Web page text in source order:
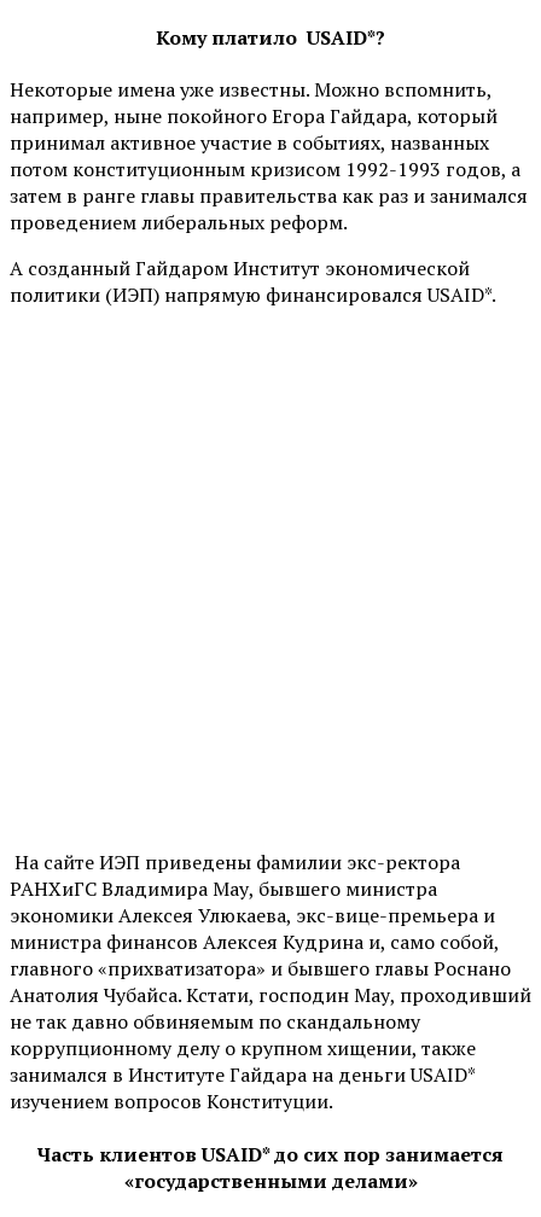
Кому платилоUSAID*?
Некоторые имена уже известны. Можно вспомнить,
например, ныне покойного Егора Гайдара, который
принимал активное участие в событиях, названных
потом конституционным кризисом 1992-1993 годов, а
затем в ранге главы правительства как раз и занимался
проведением либеральных реформ.
А созданный Гайдаром Институт экономической
политики (ИЭП) напрямую финансировался USAID*.
На сайте ИЭП приведены фамилии экс-ректора
РАНХиГС Владимира Мау, бывшего министра
экономики Алексея Улюкаева, экс-вице-премьера и
министра финансов Алексея Кудрина и, само собой,
главного «прихватизатора» и бывшего главы Роснано
Анатолия Чубайса. Кстати, господин Мау, проходивший
не так давно обвиняемым по скандальному
коррупционному делу о крупном хищении, также
занимался в Институте Гайдара на деньги USAID*
изучением вопросов Конституции.
Часть клиентовUSAID* до сих пор занимается
«государственными делами»